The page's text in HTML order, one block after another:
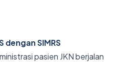
dengan SIMRS
pasien JKN berjalan